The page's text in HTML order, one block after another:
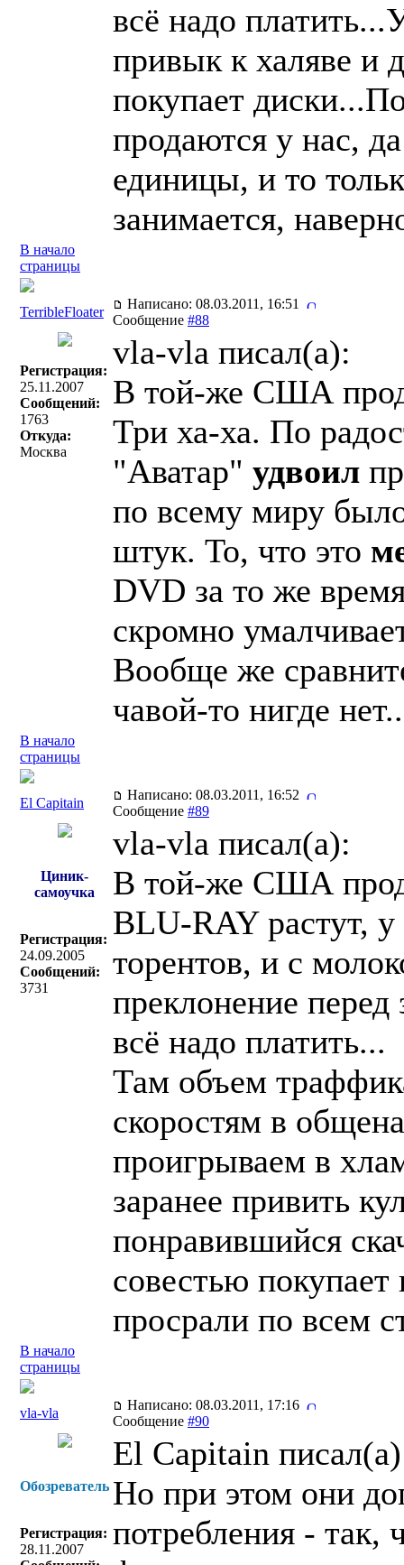
всё надо
привык к халяве и
покупает
продаются у нас,
единицы, и то
занимается,
В начало
страницы
TerribleFloater
Написано: 08.03.2011, 16:51
Сообщение #88
Регистрация:
25.11.2007
Сообщений:
1763
Откуда:
Москва
vla-vla писал(a):
В той-же США
Три ха-ха. По
"Аватар" удвоил
по всему миру
штук. То, что это
DVD за то же
скромно
Вообще же
чавой-то нигде
В начало
страницы
El Capitain
Написано: 08.03.2011, 16:52
Сообщение #89
Циник-
самоучка
Регистрация:
24.09.2005
Сообщений:
3731
vla-vla писал(a):
В той-же США
BLU-RAY растут, у
торентов, и с
преклонение
всё надо платить...
Там объем
скоростям в
проигрываем в
заранее привить
понравившийся
совестью
просрали по всем
В начало
страницы
vla-vla
Написано: 08.03.2011, 17:16
Сообщение #90
Обозреватель
Регистрация:
28.11.2007
El Capitain
Но при этом они
потребления - так,